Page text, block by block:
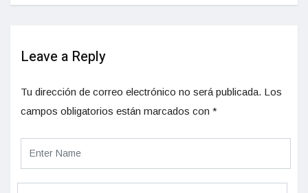
Leave a Reply
Tu dirección de correo electrónico no será publicada. Los
campos obligatorios están marcados con *